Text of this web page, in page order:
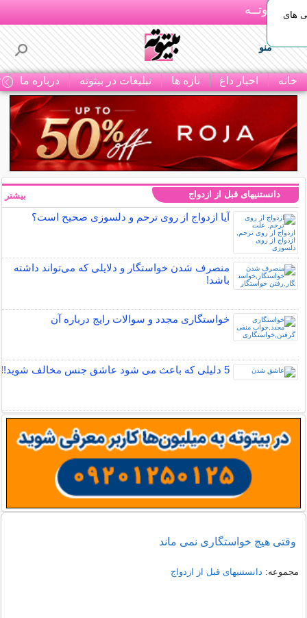
بـیتوتــه
منو
خانه اخبار داغ تازه ها تبلیغات در بیتوته درباره ما
های
دانستنیهای قبل از ازدواج
آیا ازدواج از روی ترحم و دلسوزی صحیح است؟
منصرف شدن خواستگار و دلایلی که می‌تواند داشته
باشد!
خواستگاری مجدد و سوالات رایج درباره آن
5 دلیلی که باعث می شود عاشق جنس مخالف شوید!!
بیشتر
وقتی هیچ خواستگاری نمی ماند
مجموعه: دانستنیهای قبل از ازدواج